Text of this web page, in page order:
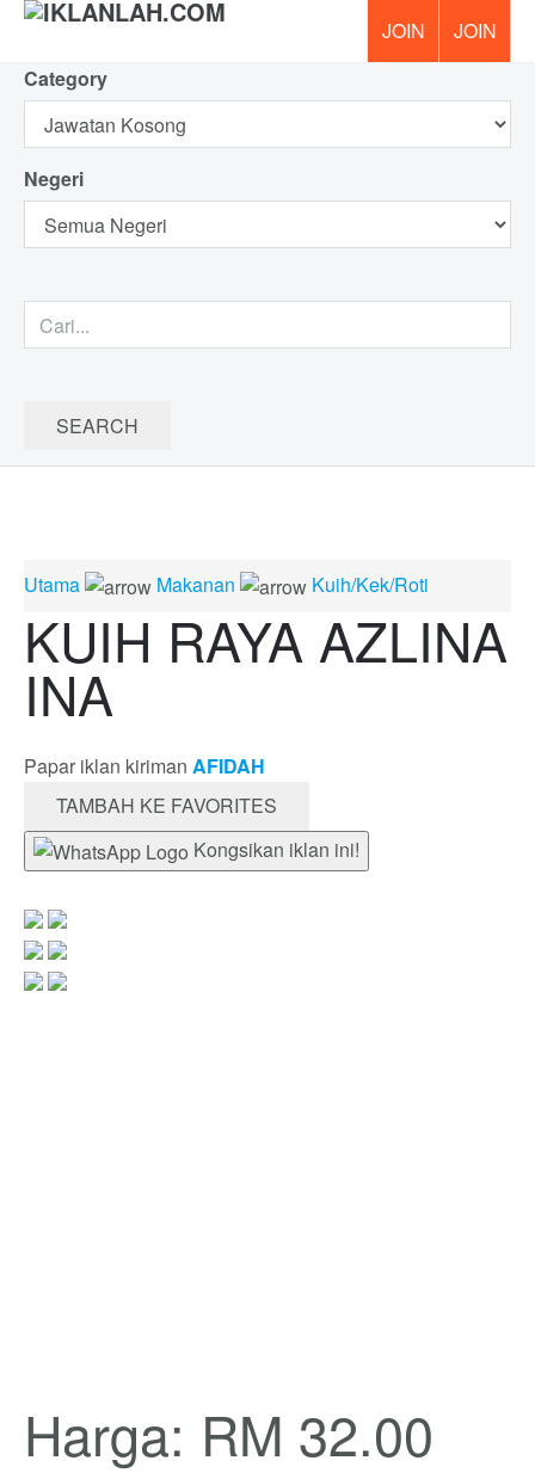
Category
Negeri
Utama Makanan Kuih/Kek/Roti
KUIH RAYA AZLINA
INA
Papar iklan kiriman AFIDAH
TAMBAH KE FAVORITES
Kongsikan iklan ini!
Harga: RM 32.00